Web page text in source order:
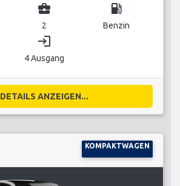
business_center
2
local_gas_station
Benzin
login
4 Ausgang
DETAILS ANZEIGEN...
KOMPAKTWAGEN